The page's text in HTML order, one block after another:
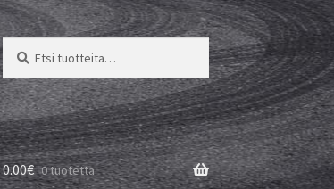
Etsi:
Haku
0.00€ 0 tuotetta